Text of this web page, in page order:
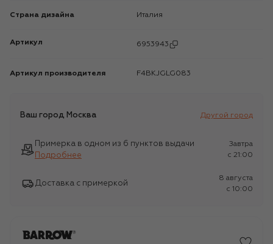
Страна дизайна Италия
Артикул 6953943
Артикул производителя F4BKJGLG083
Ваш город Москва Другой город
Примерка в одном из 6 пунктов выдачи
Подробнее
Завтра
c 21:00
Доставка с примеркой
8 августа
c 10:00